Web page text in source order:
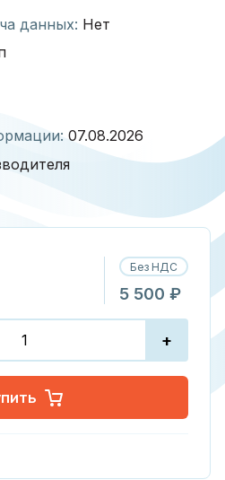
данных: Нет
07.08.2026
Без НДС
5 500 ₽
+